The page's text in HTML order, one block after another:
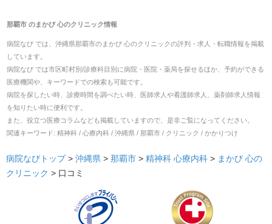
那覇市のまかび 心のクリニック情報
病院なび では、 沖縄県那覇市のまかび 心のクリニックの評判・求人・転職情報を掲載
しています。
病院なび では市区町村別/診療科目別に病院・医院・薬局を探せるほか、予約ができる
医療機関や、キーワードでの検索も可能です。
病院を探したい時、診療時間を調べたい時、医師求人や看護師求人、薬剤師求人情報
を知りたい時に便利です。
また、役立つ医療コラムなども掲載していますので、是非ご覧になってください。
関連キーワード: 精神科 / 心療内科 / 沖縄県 / 那覇市 / クリニック / かかりつけ
病院なびトップ > 沖縄県 > 那覇市 > 精神科 心療内科 > まかび 心の
クリニック > 口コミ